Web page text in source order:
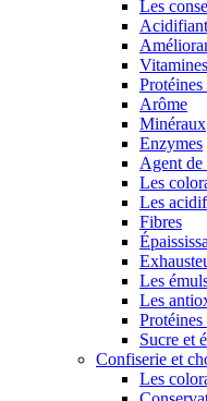
Les
Vitamines
Arôme
Minéraux
Enzymes
Agent de
Les
Les
Fibres
Les
Les
Protéines
Sucre et
Confiserie et
Les